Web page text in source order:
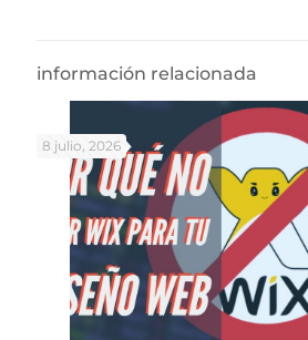
información relacionada
8 julio, 2026